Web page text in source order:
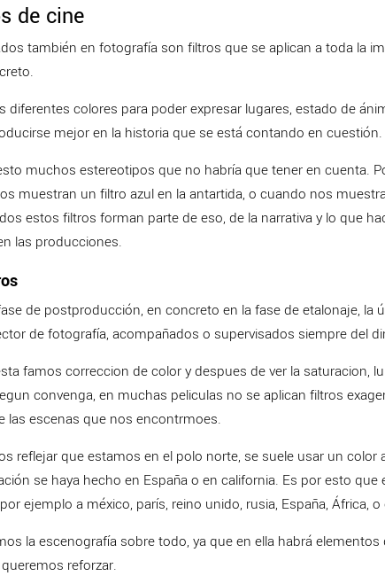
de cine
también en fotografía son filtros que se aplican a toda la
diferentes colores para poder expresar lugares, estado de
mejor en la historia que se está contando en cuestión.
muchos estereotipos que no habría que tener en cuenta.
muestran un filtro azul en la antartida, o cuando nos
estos filtros forman parte de eso, de la narrativa y lo que
las producciones.
de postproducción, en concreto en la fase de etalonaje, la
de fotografía, acompañados o supervisados siempre del
famos correccion de color y despues de ver la saturacion,
convenga, en muchas peliculas no se aplican filtros
las escenas que nos encontrmoes.
reflejar que estamos en el polo norte, se suele usar un
se haya hecho en España o en california. Es por esto
ejemplo a méxico, parís, reino unido, rusia, España, África,
la escenografía sobre todo, ya que en ella habrá
reforzar.